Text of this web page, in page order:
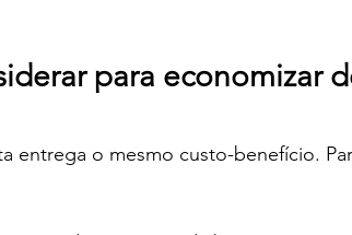
para economizar
entrega o mesmo custo-benefício.